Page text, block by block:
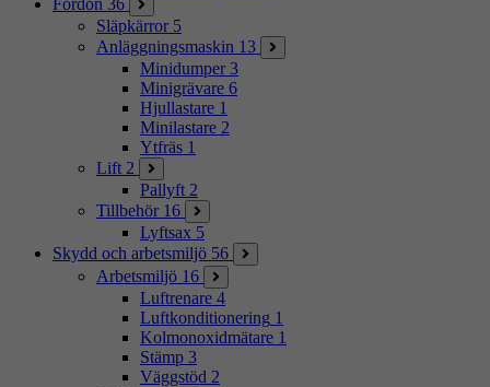
Fordon 36
Släpkärror 5
Anläggningsmaskin 13
Minidumper 3
Minigrävare 6
Hjullastare 1
Minilastare 2
Ytfräs 1
Lift 2
Pallyft 2
Tillbehör 16
Lyftsax 5
Skydd och arbetsmiljö 56
Arbetsmiljö 16
Luftrenare 4
Luftkonditionering 1
Kolmonoxidmätare 1
Stämp 3
Väggstöd 2